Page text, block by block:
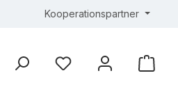
Kooperationspartner